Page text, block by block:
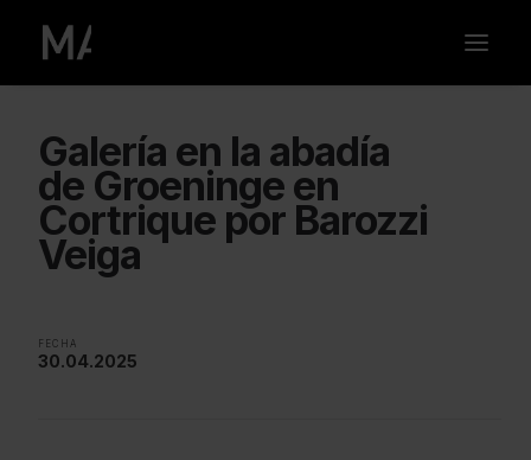
Galería en la abadía
de Groeninge en
Cortrique por Barozzi
Veiga
FECHA
30.04.2025